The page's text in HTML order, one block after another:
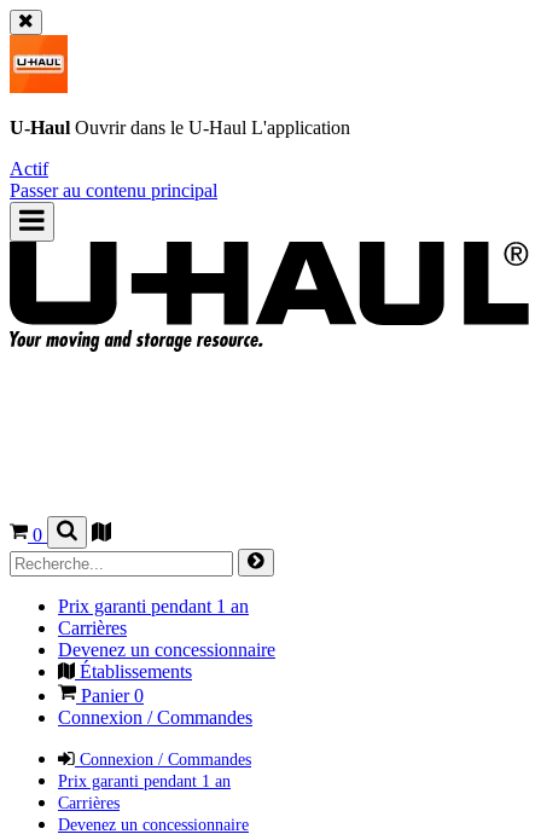
U-Haul Ouvrir dans le U-Haul L'application
Actif
Passer au contenu principal
0
Prix garanti pendant 1 an
Carrières
Devenez un concessionnaire
Établissements
Panier0
Connexion / Commandes
Connexion / Commandes
Prix garanti pendant 1 an
Carrières
Devenez un concessionnaire